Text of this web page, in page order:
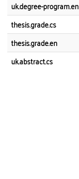
uk.degree-program.en
thesis.grade.cs
thesis.grade.en
uk.abstract.cs